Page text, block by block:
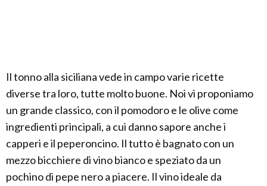
Il tonno alla siciliana vede in campo varie ricette
diverse tra loro, tutte molto buone. Noi vi proponiamo
un grande classico, con il pomodoro e le olive come
ingredienti principali, a cui danno sapore anche i
capperi e il peperoncino. Il tutto è bagnato con un
mezzo bicchiere di vino bianco e speziato da un
pochino di pepe nero a piacere. Il vino ideale da